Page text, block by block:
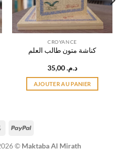
CROYANCE
كناشة متون طالب العلم
د.م.
AJOUTER AU PANIER
Cash
Delivery
PayPal
© Maktaba Al Mirath